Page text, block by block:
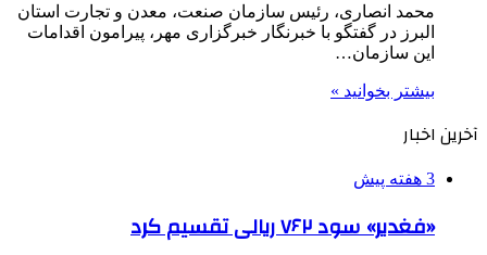
محمد انصاری، رئیس سازمان صنعت، معدن و تجارت استان
البرز در گفتگو با خبرنگار خبرگزاری مهر، پیرامون اقدامات
این سازمان…
بیشتر بخوانید »
آخرین اخبار
3 هفته پیش
«فغدیر» سود ۷۶۲ ریالی تقسیم کرد